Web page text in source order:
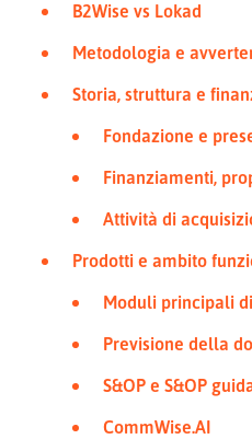
B2Wise vs Lokad
Metodologia e
Storia, struttura e
Fondazione e
Finanziamenti,
Attività di
Prodotti e ambito
Moduli principali
Previsione della
S&OP e S&OP
CommWise.AI